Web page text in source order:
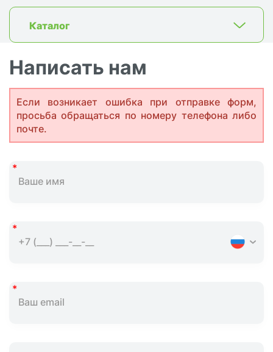
Каталог
Написать нам
Если возникает ошибка при отправке форм,
просьба обращаться по номеру телефона либо
почте.